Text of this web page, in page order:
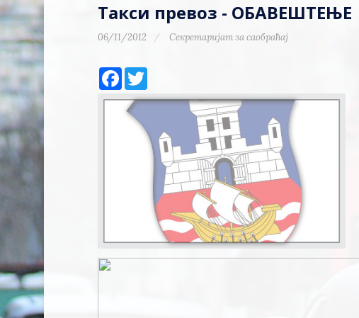
Такси превоз - ОБАВЕШТЕЊЕ
06/11/2012 Секретаријат за саобраћај
Facebook